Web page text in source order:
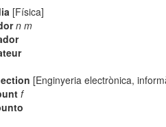
[Física]
n m
[Enginyeria electrònica,
f